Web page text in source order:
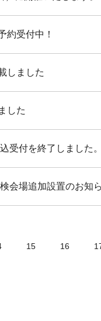
約受付中！
しました
した
受付を終了しました。
会場追加設置のお知
15 16